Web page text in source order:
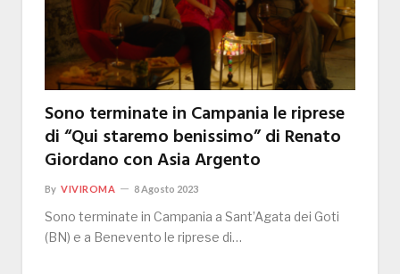
Sono terminate in Campania le riprese
di “Qui staremo benissimo” di Renato
Giordano con Asia Argento
By VIVIROMA 8 Agosto 2023
Sono terminate in Campania a Sant’Agata dei Goti
(BN) e a Benevento le riprese di…